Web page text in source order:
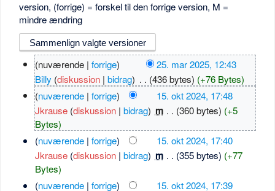
version, (forrige) = forskel til den forrige version, M =
mindre ændring
(nuværende | forrige)
25. mar 2025, 12:43
Billy (diskussion| bidrag) . . (436 bytes) (+76 Bytes)
(nuværende| forrige)
15. okt 2024, 17:48
Jkrause (diskussion| bidrag) m . . (360 bytes) (+5
Bytes)
(nuværende| forrige)
15. okt 2024, 17:40
Jkrause (diskussion| bidrag) m . . (355 bytes) (+77
Bytes)
(nuværende| forrige) 15. okt 2024, 17:39